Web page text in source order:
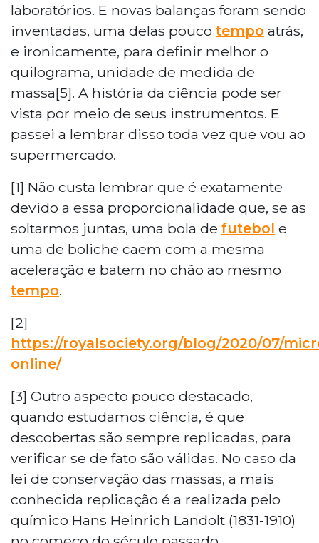
laboratórios. E novas balanças foram sendo
inventadas, uma delas pouco tempo atrás,
e ironicamente, para definir melhor o
quilograma, unidade de medida de
massa[5]. A história da ciência pode ser
vista por meio de seus instrumentos. E
passei a lembrar disso toda vez que vou ao
supermercado.
[1] Não custa lembrar que é exatamente
devido a essa proporcionalidade que, se as
soltarmos juntas, uma bola de futebol e
uma de boliche caem com a mesma
aceleração e batem no chão ao mesmo
tempo.
[2]
https://royalsociety.org/blog/2020/07/
online/
[3] Outro aspecto pouco destacado,
quando estudamos ciência, é que
descobertas são sempre replicadas, para
verificar se de fato são válidas. No caso da
lei de conservação das massas, a mais
conhecida replicação é a realizada pelo
químico Hans Heinrich Landolt (1831-1910)